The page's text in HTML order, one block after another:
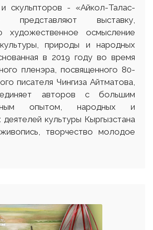
скульпторов - «Айкол-Талас-
представляют выставку,
художественное осмысление
природы и народных
в 2019 году во время
пленэра, посвященного 80-
писателя Чингиза Айтматова,
авторов с большим
опытом, народных и
культуры Кыргызстана
творчество молодое